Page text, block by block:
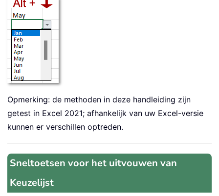
Opmerking: de methoden in deze handleiding zijn
getest in Excel 2021; afhankelijk van uw Excel-versie
kunnen er verschillen optreden.
Sneltoetsen voor het uitvouwen van
Keuzelijst